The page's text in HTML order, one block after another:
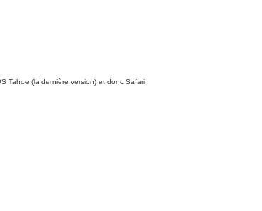
Tahoe (la dernière version) et donc Safari